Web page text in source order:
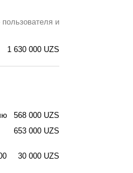
и
1 630 000 UZS
568 000 UZS
653 000 UZS
30 000 UZS